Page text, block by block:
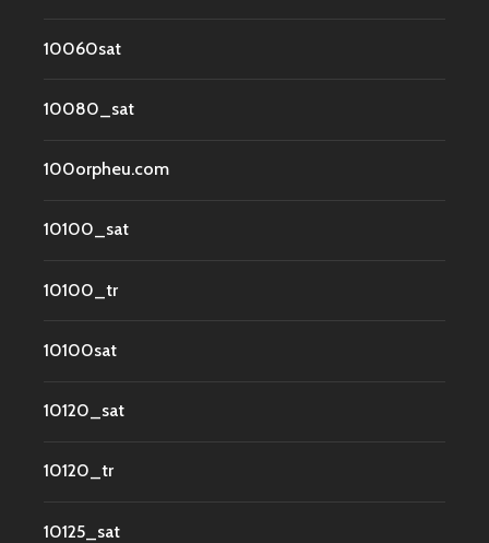
10060sat
10080_sat
100orpheu.com
10100_sat
10100_tr
10100sat
10120_sat
10120_tr
10125_sat